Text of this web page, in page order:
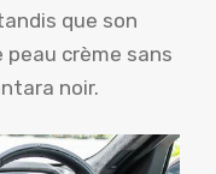
que son
crème sans
noir.